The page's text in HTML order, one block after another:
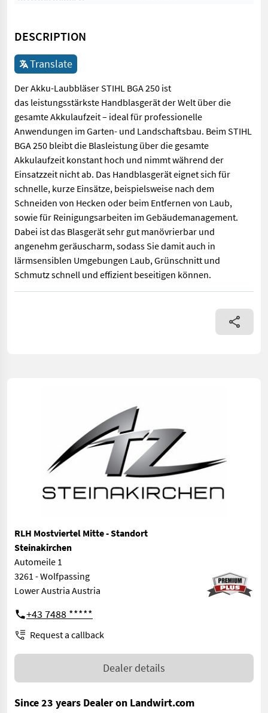
DESCRIPTION
Translate
Der Akku-Laubbläser STIHL BGA 250 ist
das leistungsstärkste Handblasgerät der Welt über die
gesamte Akkulaufzeit – ideal für professionelle
Anwendungen im Garten- und Landschaftsbau. Beim STIHL
BGA 250 bleibt die Blasleistung über die gesamte
Akkulaufzeit konstant hoch und nimmt während der
Einsatzzeit nicht ab. Das Handblasgerät eignet sich für
schnelle, kurze Einsätze, beispielsweise nach dem
Schneiden von Hecken oder beim Entfernen von Laub,
sowie für Reinigungsarbeiten im Gebäudemanagement.
Dabei ist das Blasgerät sehr gut manövrierbar und
angenehm geräuscharm, sodass Sie damit auch in
lärmsensiblen Umgebungen Laub, Grünschnitt und
Schmutz schnell und effizient beseitigen können.
Der Akku-Laubbläser STIHL BGA 250 ist das
RLH Mostviertel Mitte - Standort
Steinakirchen
Automeile 1
3261 - Wolfpassing
Lower Austria Austria
+43 7488 *****
Request a callback
Dealer details
Since 23 years Dealer on Landwirt.com